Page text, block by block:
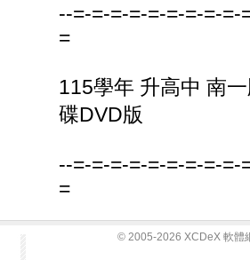
--=-=-=-=-=-=-=-=-=-
=
115學年 升高中 南
碟DVD版
--=-=-=-=-=-=-=-=-=-
=
© 2005-2026 XCDeX 軟體